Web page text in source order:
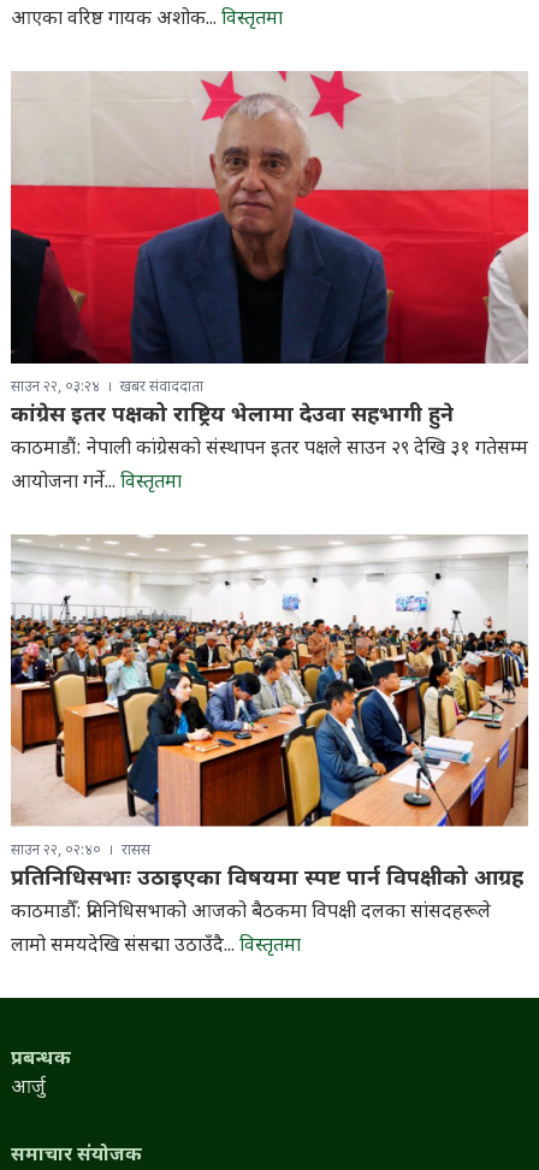
आएका वरिष्ठ गायक अशोक... विस्तृतमा
साउन २२, ०३:२४ खबर संवाददाता
कांग्रेस इतर पक्षको राष्ट्रिय भेलामा देउवा सहभागी हुने
काठमाडौं: नेपाली कांग्रेसको संस्थापन इतर पक्षले साउन २९ देखि ३१ गतेसम्म
आयोजना गर्ने... विस्तृतमा
साउन २२, ०२:४० रासस
प्रतिनिधिसभाः उठाइएका विषयमा स्पष्ट पार्न विपक्षीको आग्रह
काठमाडौँ: प्रतिनिधिसभाको आजको बैठकमा विपक्षी दलका सांसदहरूले
लामो समयदेखि संसद्मा उठाउँदै... विस्तृतमा
प्रबन्धक
आर्जु
समाचार संयोजक